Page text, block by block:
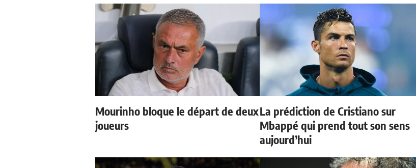
Mourinho bloque le départ de deux
joueurs
La prédiction de Cristiano sur
Mbappé qui prend tout son sens
aujourd’hui